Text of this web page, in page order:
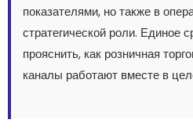
показателями, но также в
стратегической роли. Единое
прояснить, как розничная
каналы работают вместе в